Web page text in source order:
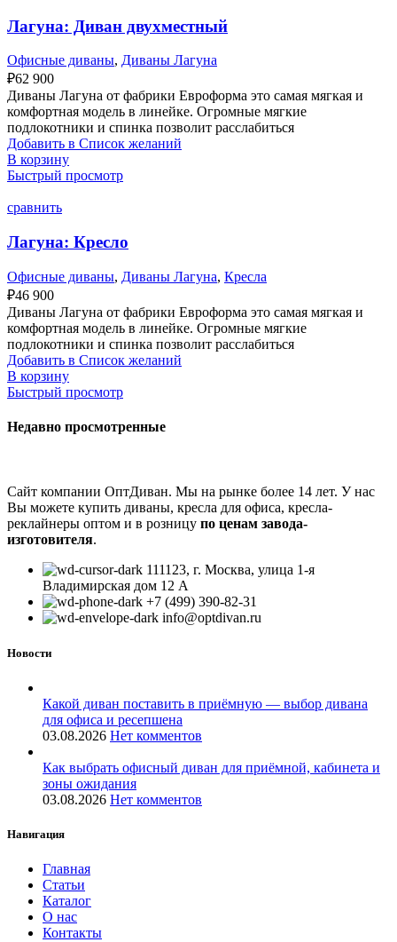
Лагуна: Диван двухместный
Офисные диваны, Диваны Лагуна
₽62 900
Диваны Лагуна от фабрики Евроформа это самая мягкая и
комфортная модель в линейке. Огромные мягкие
подлокотники и спинка позволит расслабиться
Добавить в Список желаний
В корзину
Быстрый просмотр
сравнить
Лагуна: Кресло
Офисные диваны, Диваны Лагуна, Кресла
₽46 900
Диваны Лагуна от фабрики Евроформа это самая мягкая и
комфортная модель в линейке. Огромные мягкие
подлокотники и спинка позволит расслабиться
Добавить в Список желаний
В корзину
Быстрый просмотр
Недавно просмотренные
Сайт компании ОптДиван. Мы на рынке более 14 лет. У нас
Вы можете купить диваны, кресла для офиса, кресла-
реклайнеры оптом и в розницу по ценам завода-
изготовителя.
111123, г. Москва, улица 1-я
Владимирская дом 12 А
+7 (499) 390-82-31
info@optdivan.ru
Новости
Какой диван поставить в приёмную — выбор дивана
для офиса и ресепшена
03.08.2026 Нет комментов
Как выбрать офисный диван для приёмной, кабинета и
зоны ожидания
03.08.2026 Нет комментов
Навигация
Главная
Статьи
Каталог
О нас
Контакты